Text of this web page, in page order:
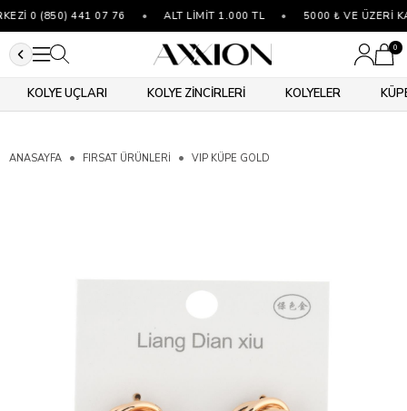
0 (850) 441 07 76 ALT LİMİT 1.000 TL 5000 ₺ VE ÜZERİ
0
KOLYE UÇLARI KOLYE ZİNCİRLERİ KOLYELER
ANASAYFA FIRSAT ÜRÜNLERİ VIP KÜPE GOLD